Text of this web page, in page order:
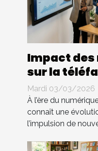
Impact
sur la
entreprise :
Mardi 03/03/2026
À l’ère du
connaît une
l’impulsion de